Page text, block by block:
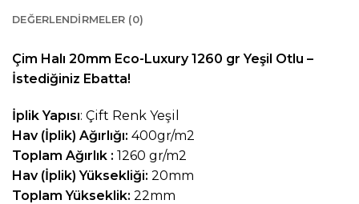
DEĞERLENDIRMELER (0)
Çim Halı 20mm Eco-Luxury 1260 gr Yeşil Otlu –
İstediğiniz Ebatta!
İplik Yapısı: Çift Renk Yeşil
Hav (İplik) Ağırlığı: 400gr/m2
Toplam Ağırlık : 1260 gr/m2
Hav (İplik) Yüksekliği: 20mm
Toplam Yükseklik: 22mm